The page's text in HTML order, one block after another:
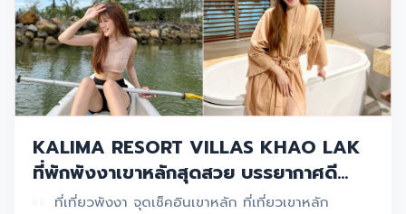
KALIMA RESORT VILLAS KHAO LAK
ที่พักพังงาเขาหลักสุดสวย บรรยากาศดี
ที่พักกว้างสบายสะอาด
ที่เที่ยวพังงา จุดเช็คอินเขาหลัก ที่เที่ยวเขาหลัก